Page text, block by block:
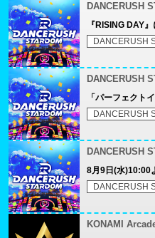
DANCERUSH
『RISING DAY
DANCERUSH
DANCERUSH
「パーフェクト
DANCERUSH
DANCERUSH
8月9日(水)10:00
DANCERUSH
KONAMI